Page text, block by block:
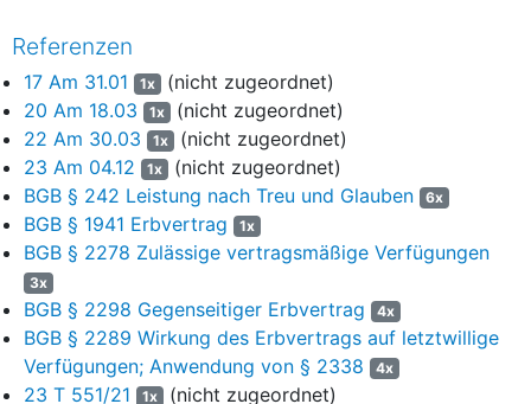
sie sich unter Ziffer II. zunächst gegenseitig als Alleinerben
Schlusserben zu je 1/2 des überlebenden Ehegatten ein.
Ferner regelten sie eine Ersatzerbfolge und ordneten
Vermächtnisse an. Unter Ziffer IV. des notariellen Vertrages
verpflichteten sich die beiden Kläger dazu, die Erblasser
„ ... persönlich zu betreuen und bei allen Tätigkeiten innerhalb
und außerhalb des Haushaltes zu unterstützen, auch was die
Abwicklung des Geschäftsbetriebes des Erschienenen zu 1)
anbelangt. ...“
Weiter heißt es dort:
„ ... Auf Anforderung der Erblasser haben die Verpflichteten
Referenzen
17 Am 31.01 1x (nicht zugeordnet)
20 Am 18.03
1x (nicht zugeordnet)
22 Am 30.03
1x (nicht zugeordnet)
23 Am 04.12
1x (nicht zugeordnet)
BGB § 242 Leistung nach Treu und Glauben
6x
BGB § 1941 Erbvertrag 1x
BGB § 2278 Zulässige vertragsmäßige Verfügungen
3x
BGB § 2298 Gegenseitiger Erbvertrag 4x
BGB § 2289 Wirkung des Erbvertrags auf letztwillige
Verfügungen; Anwendung von § 2338
4x
23 T 551/21 1x (nicht zugeordnet)